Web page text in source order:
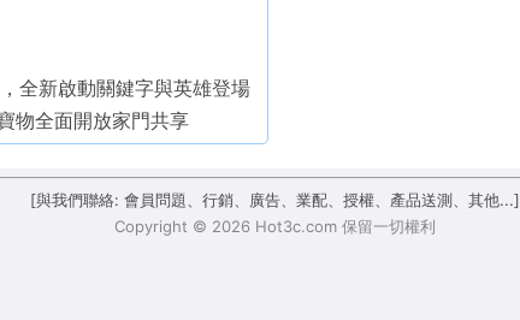
全新啟動關鍵字與英雄登場
物全面開放家門共享
[與我們聯絡: 會員問題、行銷、廣告、業配、授權、產品送測、其他...]
Copyright © 2026 Hot3c.com 保留一切權利